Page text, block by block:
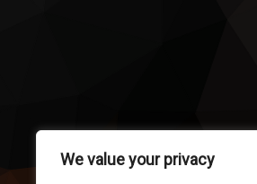
We value your privacy